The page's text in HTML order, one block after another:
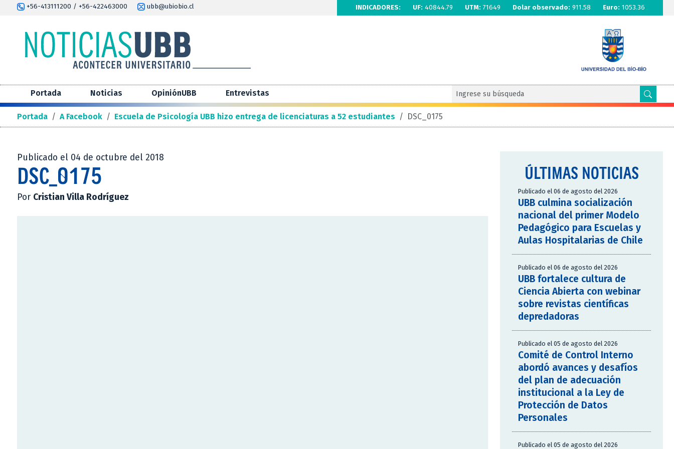
+56-413111200 / +56-422463000 ubb@ubiobio.cl INDICADORES: UF: 40844.79 UTM: 71649 Dolar observado: 911.58 Euro: 1053.36
Portada Noticias OpiniónUBB Entrevistas
Portada / A Facebook / Escuela de Psicología UBB hizo entrega de licenciaturas a 52 estudiantes / DSC_0175
Publicado el 04 de octubre del 2018
DSC_0175
Por Cristian Villa Rodríguez
ÚLTIMAS NOTICIAS
Publicado el 06 de agosto del 2026
UBB culmina socialización
nacional del primer Modelo
Pedagógico para Escuelas y
Aulas Hospitalarias de Chile
Publicado el 06 de agosto del 2026
UBB fortalece cultura de
Ciencia Abierta con webinar
sobre revistas científicas
depredadoras
Publicado el 05 de agosto del 2026
Comité de Control Interno
abordó avances y desafíos
del plan de adecuación
institucional a la Ley de
Protección de Datos
Personales
Publicado el 05 de agosto del 2026